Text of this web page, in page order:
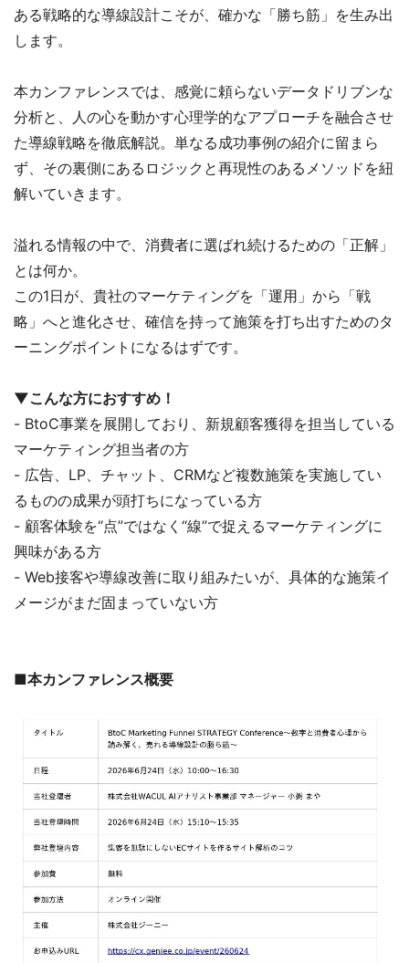
ある戦略的な導線設計こそが、確かな「勝ち筋」を生み出
します。
本カンファレンスでは、感覚に頼らないデータドリブンな
分析と、人の心を動かす心理学的なアプローチを融合させ
た導線戦略を徹底解説。単なる成功事例の紹介に留まら
ず、その裏側にあるロジックと再現性のあるメソッドを紐
解いていきます。
溢れる情報の中で、消費者に選ばれ続けるための「正解」
とは何か。
この1日が、貴社のマーケティングを「運用」から「戦
略」へと進化させ、確信を持って施策を打ち出すためのタ
ーニングポイントになるはずです。
▼こんな方におすすめ！
- BtoC事業を展開しており、新規顧客獲得を担当している
マーケティング担当者の方
- 広告、LP、チャット、CRMなど複数施策を実施してい
るものの成果が頭打ちになっている方
- 顧客体験を“点”ではなく“線”で捉えるマーケティングに
興味がある方
- Web接客や導線改善に取り組みたいが、具体的な施策イ
メージがまだ固まっていない方
■本カンファレンス概要